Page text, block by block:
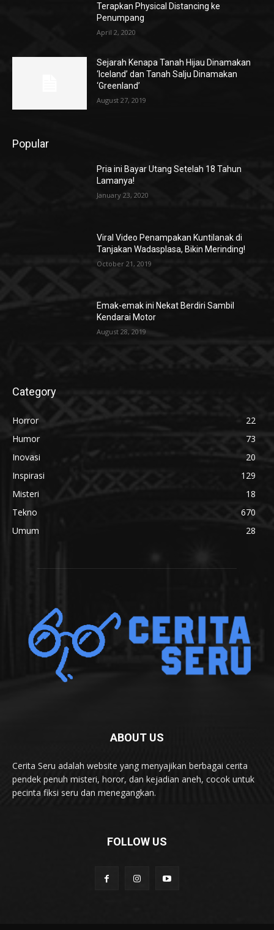
Terapkan Physical Distancing ke
Penumpang
April 2, 2020
Sejarah Kenapa Tanah Hijau Dinamakan
‘Iceland’ dan Tanah Salju Dinamakan
‘Greenland’
August 27, 2019
Popular
Pria ini Bayar Utang Setelah 18 Tahun
Lamanya!
January 23, 2020
Viral Video Penampakan Kuntilanak di
Tanjakan Wadasplasa, Bikin Merinding!
October 21, 2019
Emak-emak ini Nekat Berdiri Sambil
Kendarai Motor
August 28, 2019
Category
Horror
22
Humor
73
Inovasi
20
Inspirasi
129
Misteri
18
Tekno
670
Umum
28
ABOUT US
Cerita Seru adalah website yang menyajikan berbagai cerita
pendek penuh misteri, horor, dan kejadian aneh, cocok untuk
pecinta fiksi seru dan menegangkan.
FOLLOW US